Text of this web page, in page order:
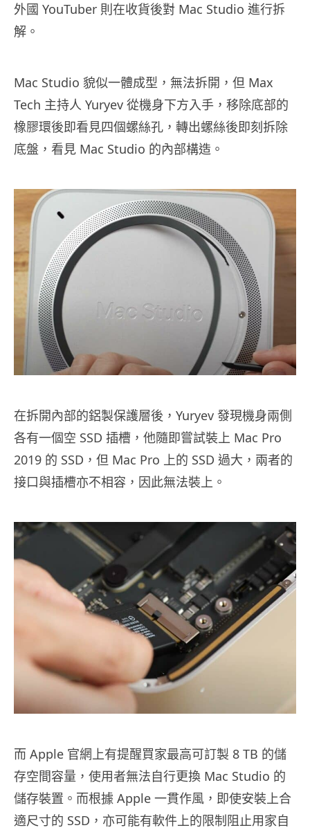
外國 YouTuber 則在收貨後對 Mac Studio 進行拆
解。
Mac Studio 貌似一體成型，無法拆開，但 Max
Tech 主持人 Yuryev 從機身下方入手，移除底部的
橡膠環後即看見四個螺絲孔，轉出螺絲後即刻拆除
底盤，看見 Mac Studio 的內部構造。
在拆開內部的鋁製保護層後，Yuryev 發現機身兩側
各有一個空 SSD 插槽，他隨即嘗試裝上 Mac Pro
2019 的 SSD，但 Mac Pro 上的 SSD 過大，兩者的
接口與插槽亦不相容，因此無法裝上。
而 Apple 官網上有提醒買家最高可訂製 8 TB 的儲
存空間容量，使用者無法自行更換 Mac Studio 的
儲存裝置。而根據 Apple 一貫作風，即使安裝上合
適尺寸的 SSD，亦可能有軟件上的限制阻止用家自